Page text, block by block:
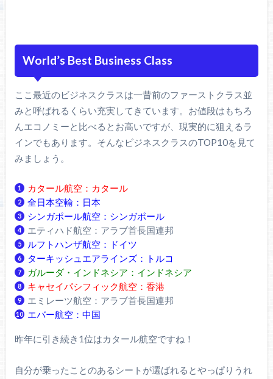
World’s Best Business Class
ここ最近のビジネスクラスは一昔前のファーストクラス並
みと呼ばれるくらい充実してきています。お値段はもちろ
んエコノミーと比べるとお高いですが、現実的に狙えるラ
インでもあります。そんなビジネスクラスのTOP10を見て
みましょう。
カタール航空：カタール
全日本空輸：日本
シンガポール航空：シンガポール
エティハド航空：アラブ首長国連邦
ルフトハンザ航空：ドイツ
ターキッシュエアラインズ：トルコ
ガルーダ・インドネシア：インドネシア
キャセイパシフィック航空：香港
エミレーツ航空：アラブ首長国連邦
エバー航空：中国
昨年に引き続き1位はカタール航空ですね！
自分が乗ったことのあるシートが選ばれるとやっぱりうれ